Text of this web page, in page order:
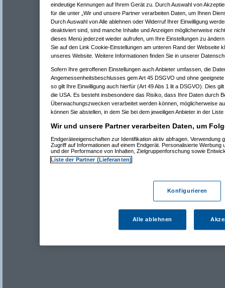
eindeutige Kennungen auf Ihrem Gerät zu. Durch Auswahl von
für die unter „Wir und unsere Partner verarbeiten Daten, um Ihnen
Durch Auswahl von Alle ablehnen oder Widerruf Ihrer Einwilligung
deaktiviert sind, sind manche Inhalte und Anzeigen möglicherweise
dieses Menü jederzeit wieder aufrufen, um Ihre Einstellungen zu
Sie auf den Link Cookie-Einstellungen am unteren Rand der Webseite
unseres Website. Weitere Informationen finden Sie in unserer
Sofern Ihre getroffenen Einstellungen auch Anbieter umfassen, die
Angemessenheitsbeschlusses gem Art 45 DSGVO und ohne
so gilt Ihre Einwilligung auch hierfür (Art 49 Abs 1 lit a DSGVO). Dies
die USA. Es besteht insbesondere das Risiko, dass Ihre Daten durch
Überwachungszwecken verarbeitet werden können, möglicherweise
können Sie abstellen, in dem Sie bei dem jeweiligen Anbieter in der
Wir und unsere Partner verarbeiten Daten, um
Endgeräteeigenschaften zur Identifikation aktiv abfragen. Verwendung
Zugriff auf Informationen auf einem Endgerät. Personalisierte Werbung
und der Performance von Inhalten, Zielgruppenforschung sowie
Liste der Partner (Lieferanten)
Konfigurieren
Alle ablehnen